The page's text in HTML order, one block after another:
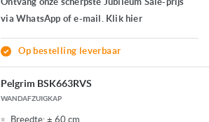
via WhatsApp of e-mail. Klik hier
Op bestelling leverbaar
Pelgrim BSK663RVS
WANDAFZUIGKAP
Breedte: ± 60 cm